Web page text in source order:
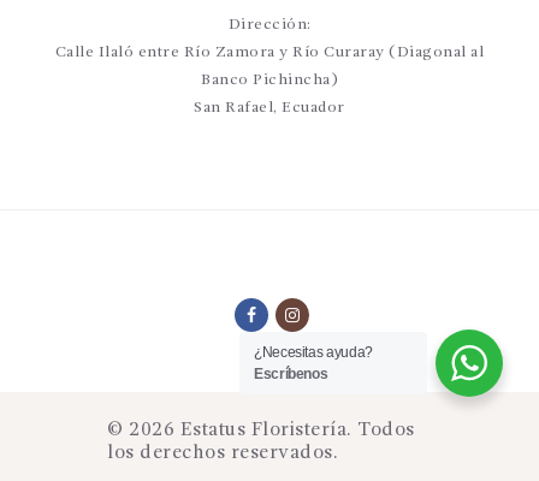
Dirección:
Calle Ilaló entre Río Zamora y Río Curaray (Diagonal al
Banco Pichincha)
San Rafael, Ecuador
© 2026 Estatus Floristería. Todos
los derechos reservados.
¿Necesitas ayuda?
Escríbenos